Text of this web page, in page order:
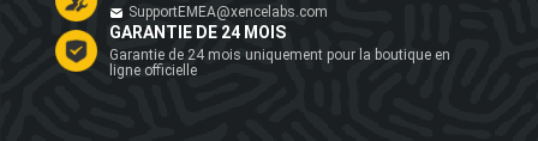
SupportEMEA@xencelabs.com
GARANTIE DE 24 MOIS
Garantie de 24 mois uniquement pour la boutique en
ligne officielle